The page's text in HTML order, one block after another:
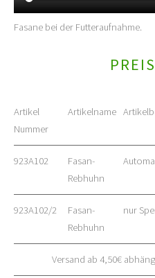
Fasane bei der Futteraufnahme.
Artikel
Nummer
Artikelname
Versand ab 4,50€
923A102
Fasan-
Rebhuhn
923A102/2
Fasan-
Rebhuhn
nur